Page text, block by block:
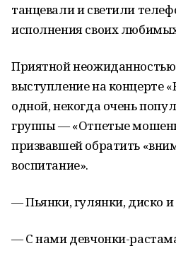
танцевали и светили
исполнения своих
Приятной
выступление на концерте
одной, некогда очень
группы — «Отпетые
призвавшей обратить
воспитание».
— Пьянки, гулянки, диско и
— С нами девчонки-